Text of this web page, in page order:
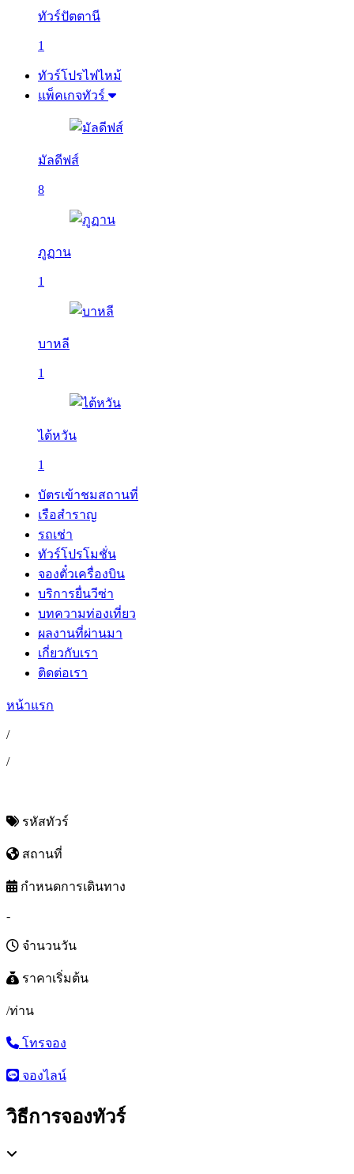
ทัวร์ปัตตานี
1
ทัวร์โปรไฟไหม้
แพ็คเกจทัวร์
มัลดีฟส์
8
ภูฏาน
1
บาหลี
1
ไต้หวัน
1
บัตรเข้าชมสถานที่
เรือสำราญ
รถเช่า
ทัวร์โปรโมชั่น
จองตั๋วเครื่องบิน
บริการยื่นวีซ่า
บทความท่องเที่ยว
ผลงานที่ผ่านมา
เกี่ยวกับเรา
ติดต่อเรา
หน้าแรก
/
/
รหัสทัวร์
สถานที่
กำหนดการเดินทาง
-
จำนวนวัน
ราคาเริ่มต้น
/ท่าน
โทรจอง
จองไลน์
วิธีการจองทัวร์